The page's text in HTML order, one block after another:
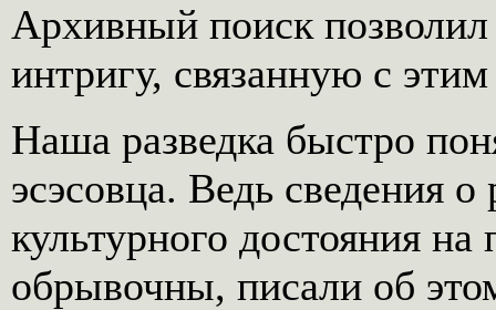
Архивный поиск
интригу, связанную с
Наша разведка быстро
эсэсовца. Ведь сведения
культурного достояния
обрывочны, писали об